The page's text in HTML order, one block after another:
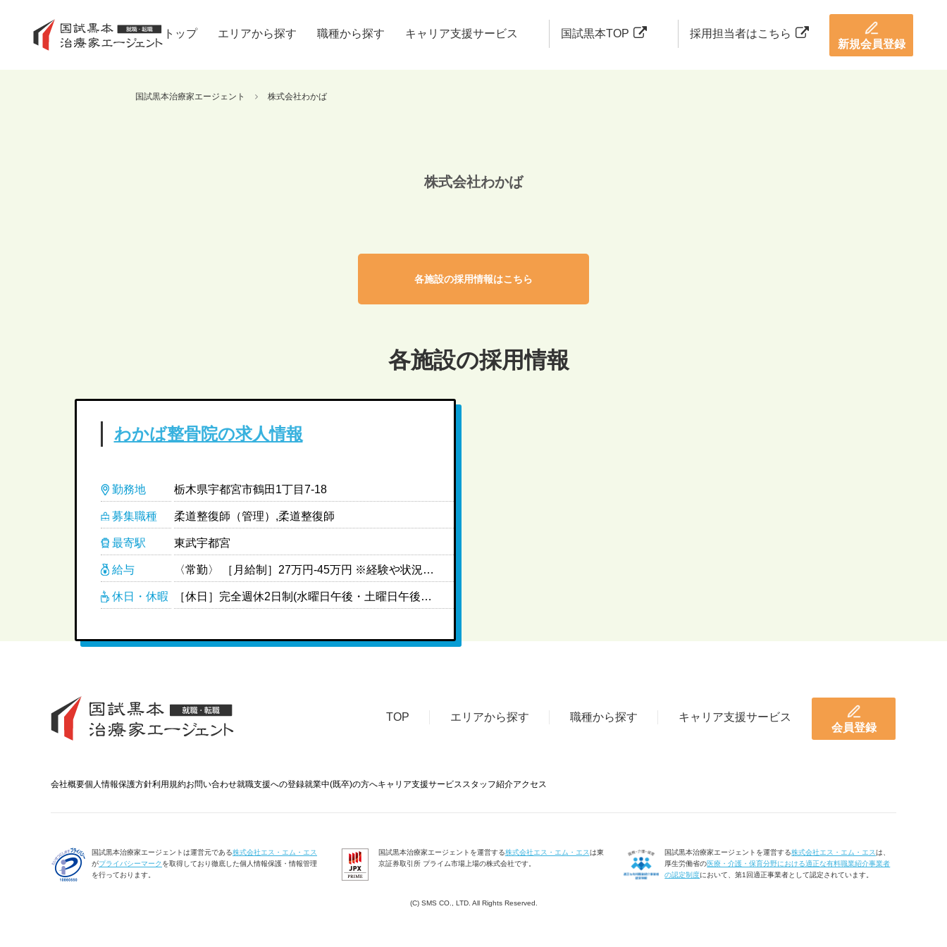
トップ エリアから探す 職種から探す キャリア支援サービス 国試黒本TOP
採用担当者はこちら
新規会員登録
国試黒本治療家エージェント 株式会社わかば
株式会社わかば
各施設の採用情報はこちら
各施設の採用情報
わかば整骨院の求人情報
勤務地 栃木県宇都宮市鶴田1丁目7-18
募集職種 柔道整復師（管理）,柔道整復師
最寄駅 東武宇都宮
給与 〈常勤〉 ［月給制］27万円-45万円 ※経験や状況に応じて変動可能性有り ［対象者のみ支給］ ・子育て手当:子供1名につき1万円/月 ・住宅手当:50％負担、上限3万円（条件:賃貸のみ）
休日・休暇 ［休日］完全週休2日制(水曜日午後・土曜日午後・日曜日固定休み) ［休暇］年末年始休暇・夏季休暇・ゴールデンウイーク休暇・産休育休制度 ※有給休暇は法定通り支給 ［年間休日］120日程度
TOP エリアから探す 職種から探す
キャリア支援サービス
会員登録
会社概要個人情報保護方針利用規約お問い合わせ就職支援への登録就業中(既卒)の方へキャリア支援サービススタッフ紹介アクセス
国試黒本治療家エージェントは運営元である株式会社エス・エム・エス
がプライバシーマーク を取得しており徹底した個人情報保護・情報管理
を行っております。
国試黒本治療家エージェントを運営する株式会社エス・エム・エスは東
京証券取引所 プライム市場上場の株式会社です。
国試黒本治療家エージェントを運営する株式会社エス・エム・エスは、
厚生労働省の医療・介護・保育分野における適正な有料職業紹介事業者
の認定制度において、第1回適正事業者として認定されています。
(C) SMS CO., LTD. All Rights Reserved.